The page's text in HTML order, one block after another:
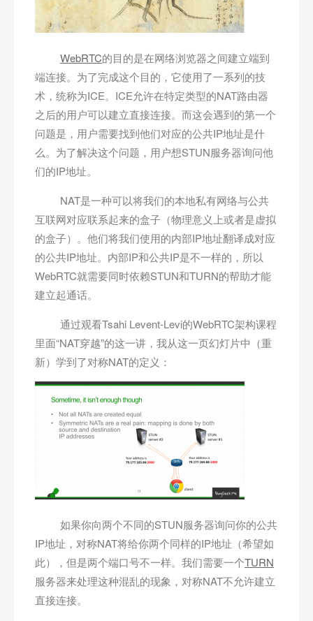
WebRTC的目的是在网络浏览器之间建立端到
端连接。为了完成这个目的，它使用了一系列的技
术，统称为ICE。ICE允许在特定类型的NAT路由器
之后的用户可以建立直接连接。而这会遇到的第一个
问题是，用户需要找到他们对应的公共IP地址是什
么。为了解决这个问题，用户想STUN服务器询问他
们的IP地址。
NAT是一种可以将我们的本地私有网络与公共
互联网对应联系起来的盒子（物理意义上或者是虚拟
的盒子）。他们将我们使用的内部IP地址翻译成对应
的公共IP地址。内部IP和公共IP是不一样的，所以
WebRTC就需要同时依赖STUN和TURN的帮助才能
建立起通话。
通过观看Tsahi Levent-Levi的WebRTC架构课程
里面“NAT穿越”的这一讲，我从这一页幻灯片中（重
新）学到了对称NAT的定义：
如果你向两个不同的STUN服务器询问你的公共
IP地址，对称NAT将给你两个同样的IP地址（希望如
此），但是两个端口号不一样。我们需要一个TURN
服务器来处理这种混乱的现象，对称NAT不允许建立
直接连接。